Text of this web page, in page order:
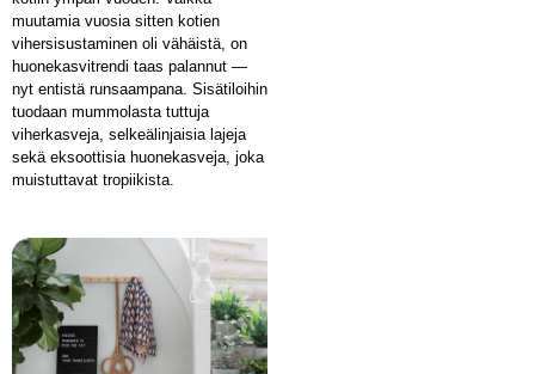
muutamia vuosia sitten kotien
vihersisustaminen oli vähäistä, on
huonekasvitrendi taas palannut —
nyt entistä runsaampana. Sisätiloihin
tuodaan mummolasta tuttuja
viherkasveja, selkeälinjaisia lajeja
sekä eksoottisia huonekasveja, joka
muistuttavat tropiikista.